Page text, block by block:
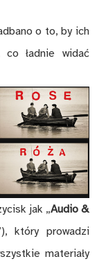
o to, by ich
co ładnie widać
jak „Audio &
który prowadzi
materiały